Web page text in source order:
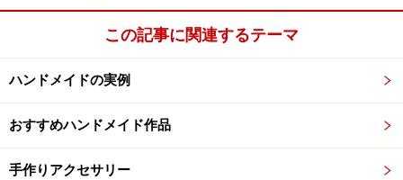
この記事に関連するテーマ
ハンドメイドの実例
おすすめハンドメイド作品
手作りアクセサリー